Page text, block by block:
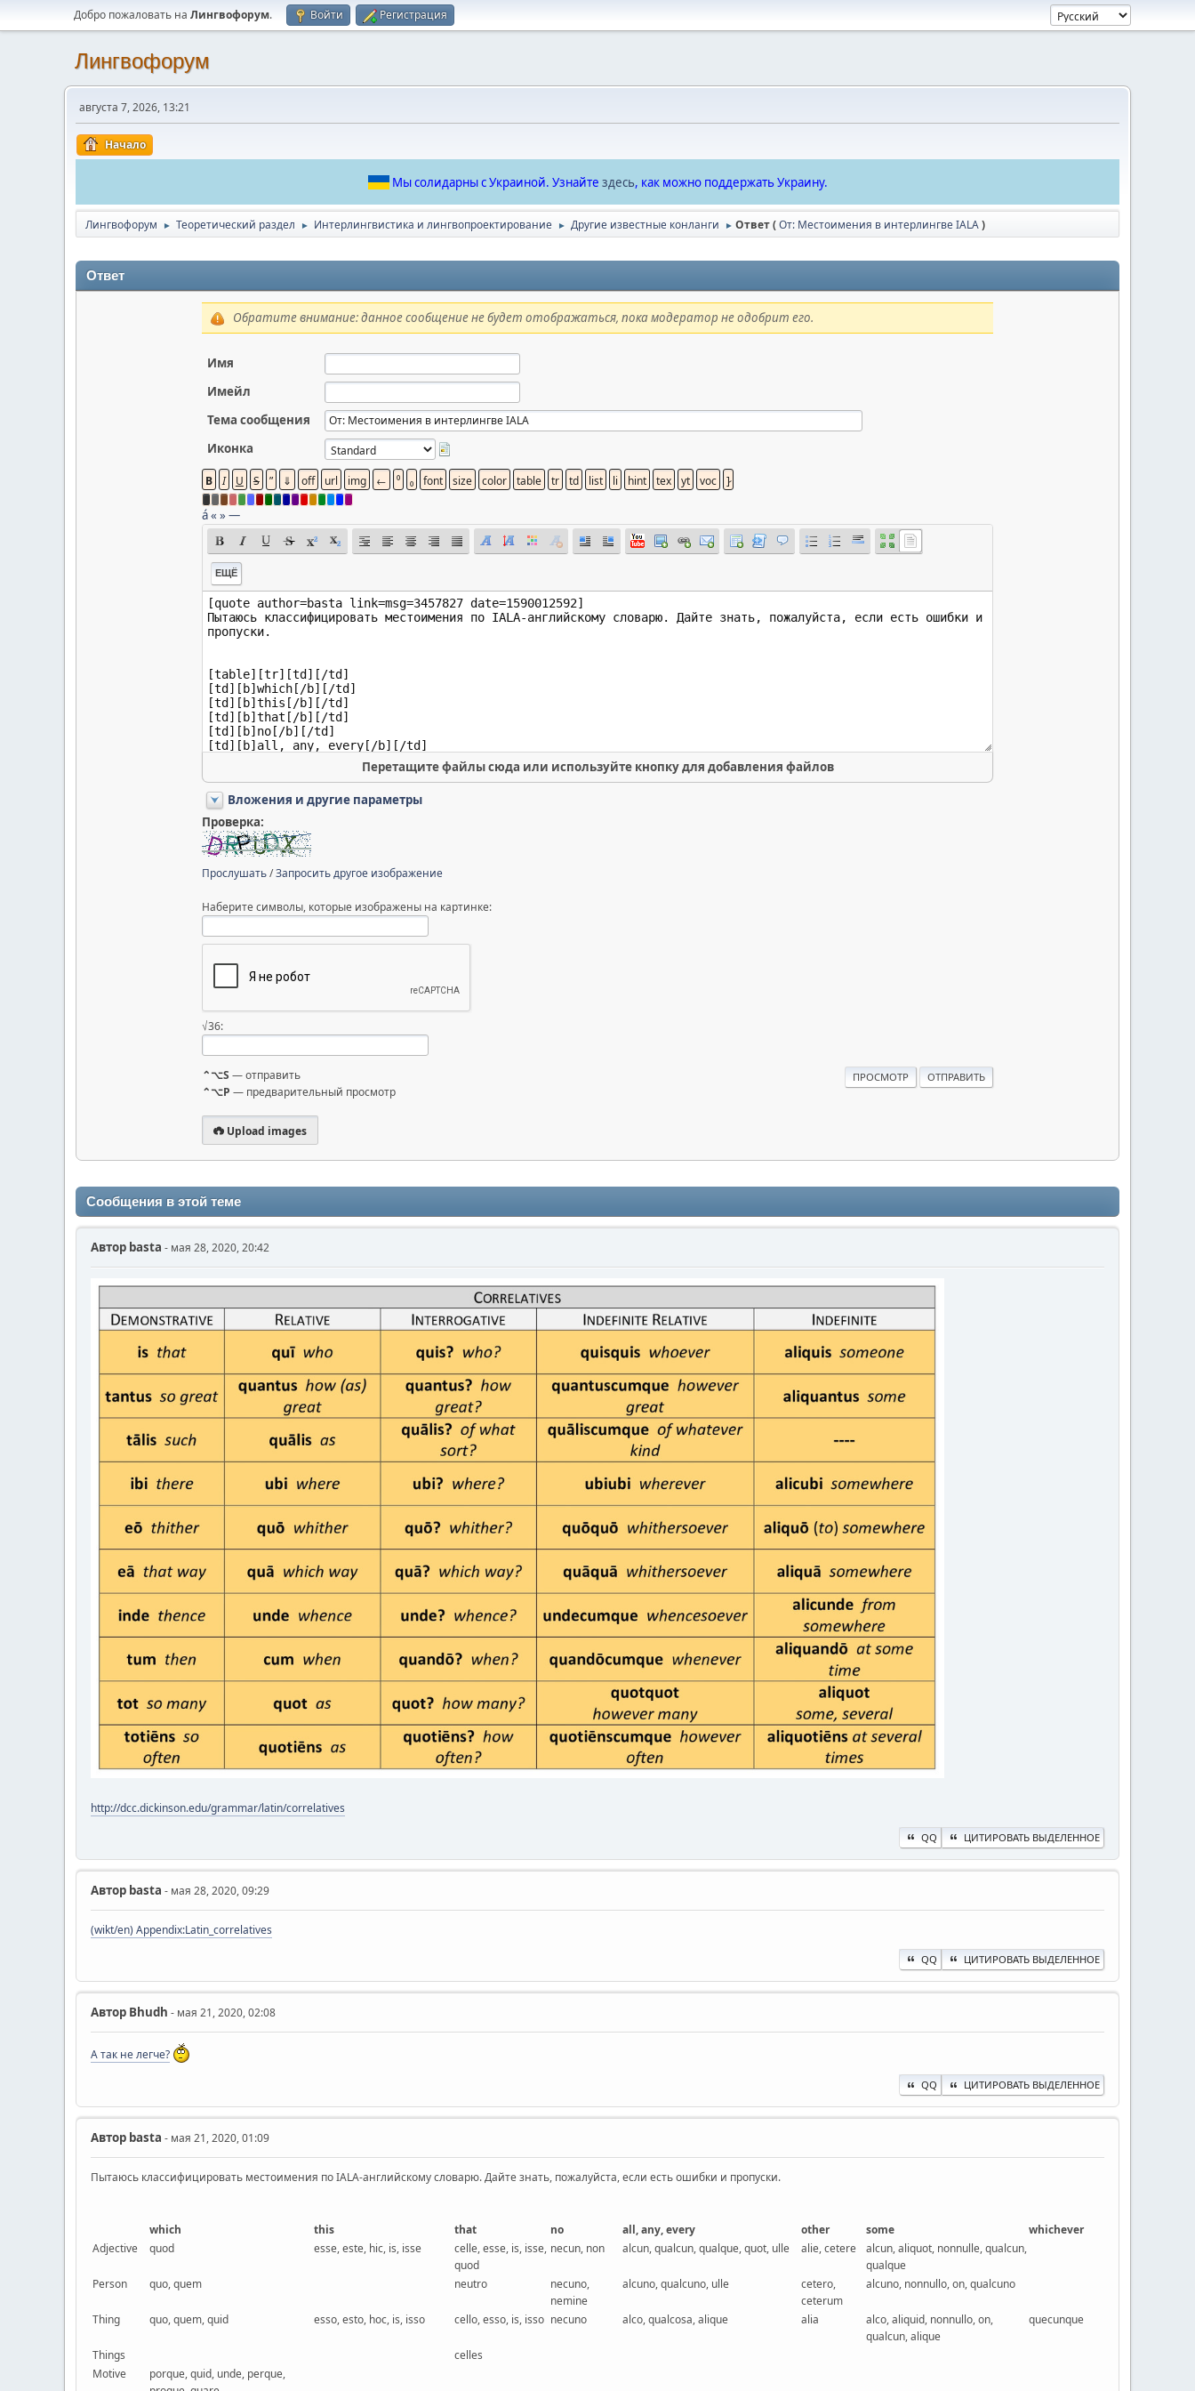
Добро пожаловать на Лингвофорум. Войти Регистрация
Лингвофорум
августа 7, 2026, 13:21
Начало
Мы солидарны с Украиной. Узнайте здесь, как можно поддержать Украину.
Лингвофорум ► Теоретический раздел ► Интерлингвистика и лингвопроектирование ► Другие известные конланги ► Ответ (От: Местоимения в интерлингве IALA)
Ответ
Обратите внимание: данное сообщение не будет отображаться, пока модератор не одобрит его.
Имя
Имейл
Тема сообщения
Иконка
á« »—
ЕЩЁ
Перетащите файлы сюда или используйте кнопку для добавления файлов
Вложения и другие параметры
Проверка:
Прослушать/Запросить другое изображение
Наберите символы, которые изображены на картинке:
√36:
⌃⌥S — отправить
⌃⌥P — предварительный просмотр
Upload images
Сообщения в этой теме
Автор basta - мая 28, 2020, 20:42
http://dcc.dickinson.edu/grammar/latin/correlatives
QQ ЦИТИРОВАТЬ ВЫДЕЛЕННОЕ
Автор basta - мая 28, 2020, 09:29
(wikt/en) Appendix:Latin_correlatives
QQ ЦИТИРОВАТЬ ВЫДЕЛЕННОЕ
Автор Bhudh - мая 21, 2020, 02:08
А так не легче?
QQ ЦИТИРОВАТЬ ВЫДЕЛЕННОЕ
Автор basta - мая 21, 2020, 01:09
Пытаюсь классифицировать местоимения по IALA-английскому словарю. Дайте знать, пожалуйста, если есть ошибки и пропуски.
which this that no all, any, every other some
whichever
Adjective
quod esse, este, hic, is, isse
celle, esse, is, isse,
quod
necun, non alcun, qualcun, qualque, quot, ulle alie, cetere
alcun, aliquot, nonnulle, qualcun,
qualque
Person
quo, quem neutro
necuno,
nemine
alcuno, qualcuno, ulle
cetero,
ceterum
alcuno, nonnullo, on, qualcuno
Thing quo, quem, quid esso, esto, hoc, is, isso cello, esso, is, isso necuno alco, qualcosa, alique alia
alco, aliquid, nonnullo, on,
qualcun, alique
quecunque
Things
celles
Motive
porque, quid, unde, perque,